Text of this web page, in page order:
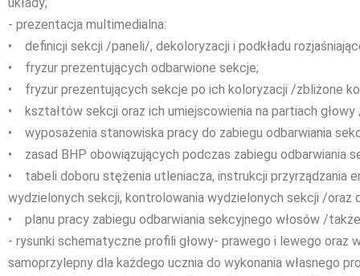
- prezentacja multimedialna:
• definicji sekcji /paneli/, dekoloryzacji i podkładu
• fryzur prezentujących odbarwione sekcje;
• fryzur prezentujących sekcje po ich koloryzacji /zbliżone
• kształtów sekcji oraz ich umiejscowienia na partiach
• wyposażenia stanowiska pracy do zabiegu odbarwiania
• zasad BHP obowiązujących podczas zabiegu odbarwiania
• tabeli doboru stężenia utleniacza, instrukcji przyrządzania
wydzielonych sekcji, kontrolowania wydzielonych sekcji /oraz
• planu pracy zabiegu odbarwiania sekcyjnego włosów /
- rysunki schematyczne profili głowy- prawego i lewego oraz
samoprzylepny dla każdego ucznia do wykonania własnego